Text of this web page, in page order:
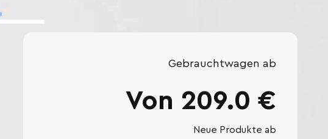
Gebrauchtwagen ab
Von 209.0 €
Neue Produkte ab